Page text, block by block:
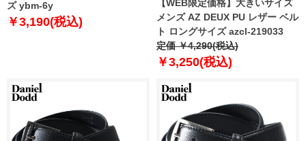
ズ ybm-6y
￥3,190(税込)
【WEB限定価格】大きいサイズ
メンズ AZ DEUX PU レザー ベル
ト ロングサイズ azcl-219033
定価 ￥4,290(税込)
￥3,250(税込)